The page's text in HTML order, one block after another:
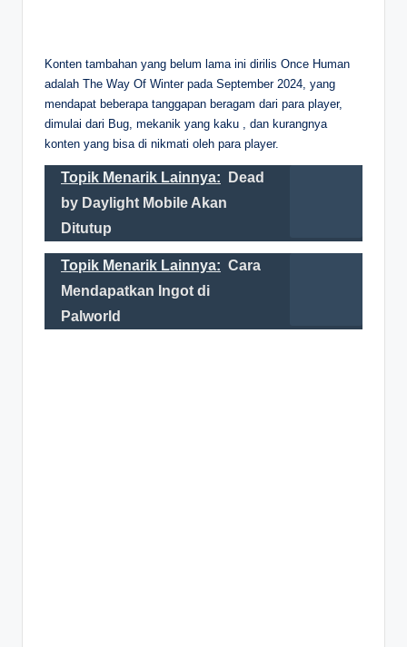
Konten tambahan yang belum lama ini dirilis Once Human
adalah The Way Of Winter pada September 2024, yang
mendapat beberapa tanggapan beragam dari para player,
dimulai dari Bug, mekanik yang kaku , dan kurangnya
konten yang bisa di nikmati oleh para player.
Topik Menarik Lainnya:
Dead
by Daylight Mobile Akan
Ditutup
Topik Menarik Lainnya: Cara
Mendapatkan Ingot di
Palworld